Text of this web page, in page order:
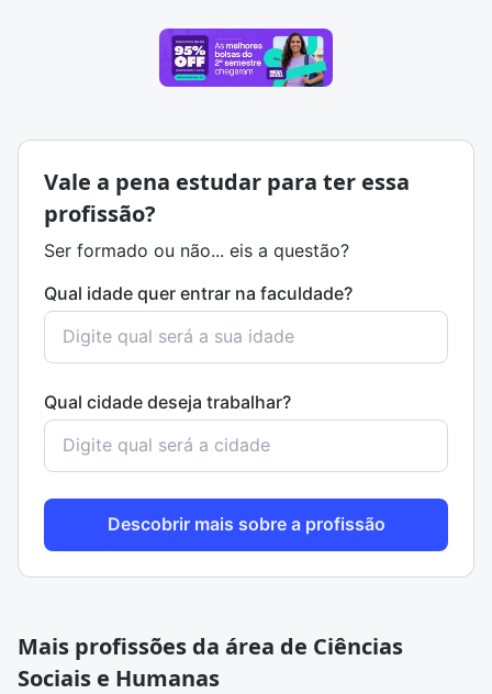
Vale a pena estudar para ter essa
profissão?
Ser formado ou não... eis a questão?
Qual idade quer entrar na faculdade?
Qual cidade deseja trabalhar?
Descobrir mais sobre a profissão
Mais profissões da área de Ciências
Sociais e Humanas